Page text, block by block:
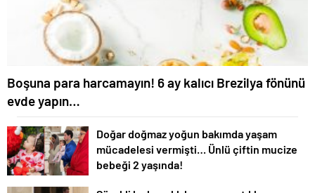
Boşuna para harcamayın! 6 ay kalıcı Brezilya fönünü
evde yapın…
Doğar doğmaz yoğun bakımda yaşam
mücadelesi vermişti… Ünlü çiftin mucize
bebeği 2 yaşında!